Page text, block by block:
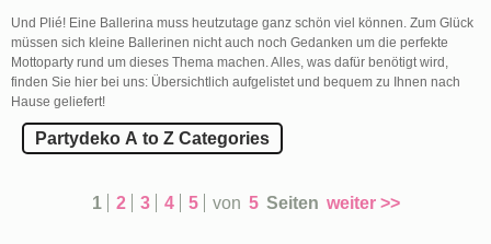
Und Plié! Eine Ballerina muss heutzutage ganz schön viel können. Zum Glück
müssen sich kleine Ballerinen nicht auch noch Gedanken um die perfekte
Mottoparty rund um dieses Thema machen. Alles, was dafür benötigt wird,
finden Sie hier bei uns: Übersichtlich aufgelistet und bequem zu Ihnen nach
Hause geliefert!
Partydeko A to Z Categories
1 2 3 4 5 von 5 Seiten weiter >>